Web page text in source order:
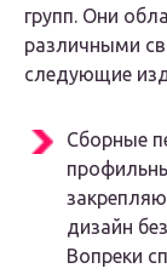
групп. Они
различными
следующие
Сборные
дизайн
Вопреки